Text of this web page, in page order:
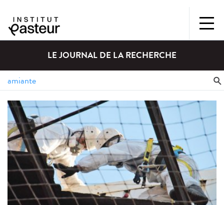
LE JOURNAL DE LA RECHERCHE